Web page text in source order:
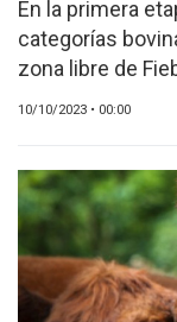
PRODUCTO
NUEVOS
REVISTAS
CATÁLOGO
DE CARNE
EVENTOS Y
En la primera
categorías
zona libre de
10/10/2023 • 00:00